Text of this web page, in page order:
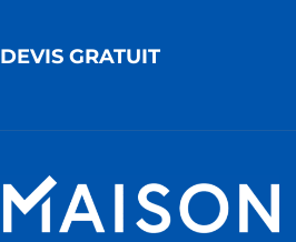
DEVIS GRATUIT